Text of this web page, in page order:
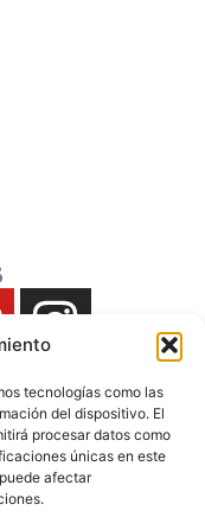
tecnologías como las
del dispositivo. El
procesar datos como
únicas en este
afectar